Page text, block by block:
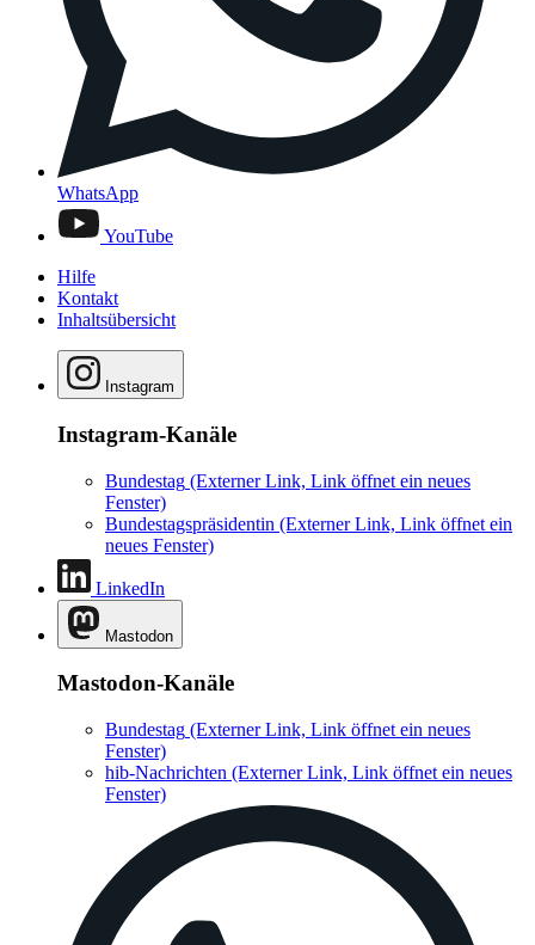
WhatsApp
YouTube
Hilfe
Kontakt
Inhaltsübersicht
Instagram
Instagram-Kanäle
Bundestag (Externer Link, Link öffnet ein neues
Fenster)
Bundestagspräsidentin (Externer Link, Link öffnet ein
neues Fenster)
LinkedIn
Mastodon
Mastodon-Kanäle
Bundestag (Externer Link, Link öffnet ein neues
Fenster)
hib-Nachrichten (Externer Link, Link öffnet ein neues
Fenster)